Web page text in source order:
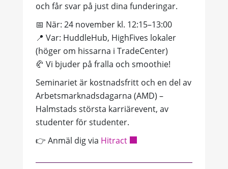
och får svar på just dina funderingar.
📅 När: 24 november kl. 12:15–13:00
📍 Var: HuddleHub, HighFives lokaler
(höger om hissarna i TradeCenter)
🥐 Vi bjuder på fralla och smoothie!
Seminariet är kostnadsfritt och en del av
Arbetsmarknadsdagarna (AMD) –
Halmstads största karriärevent, av
studenter för studenter.
👉 Anmäl dig via Hitract